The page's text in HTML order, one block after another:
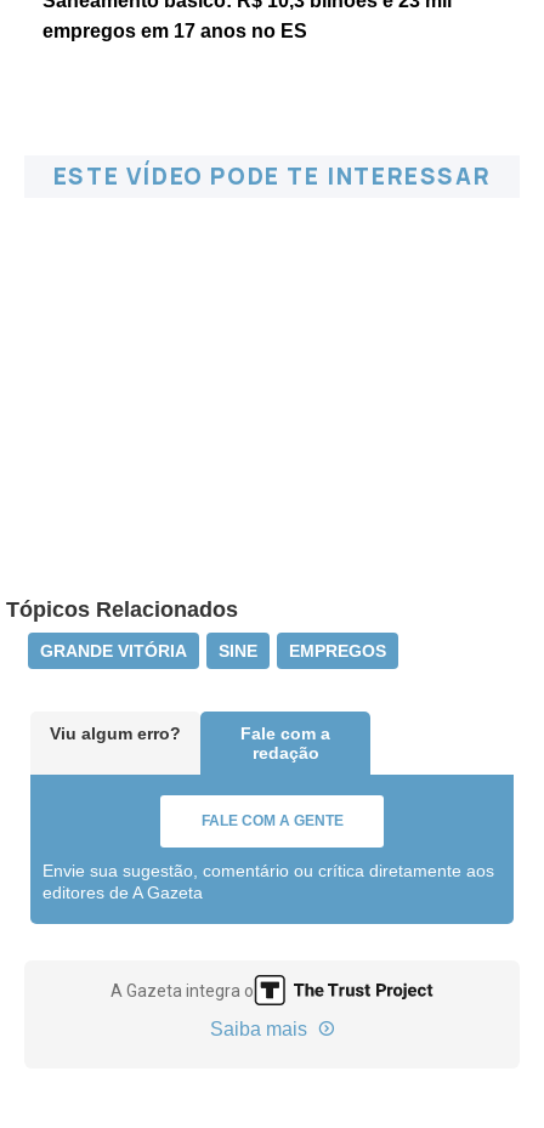
empregos em 17 anos no ES
ESTE VÍDEO PODE TE INTERESSAR
Tópicos Relacionados
GRANDE VITÓRIA SINE EMPREGOS
Viu algum erro?
Fale com a
redação
FALE COM A GENTE
Envie sua sugestão, comentário ou crítica diretamente aos
editores de A Gazeta
A Gazeta integra o
Saiba mais